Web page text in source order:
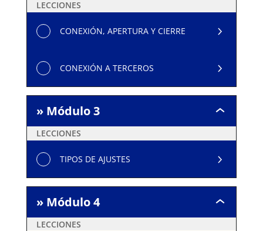
LECCIONES
CONEXIÓN, APERTURA Y CIERRE
CONEXIÓN A TERCEROS
» Módulo 3
Módulo
LECCIONES
TIPOS DE AJUSTES
» Módulo 4
Módulo
LECCIONES